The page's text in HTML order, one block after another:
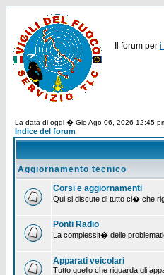
Il forum per i
La data di oggi � Gio Ago 06, 2026 12:45
Indice del forum
Aggiornamento tecnico
Corsi e aggiornamenti
Qui si discute di tutto ci� che
Ponti Radio
La complessit� delle
Apparati veicolari
Tutto quello che riguarda gli